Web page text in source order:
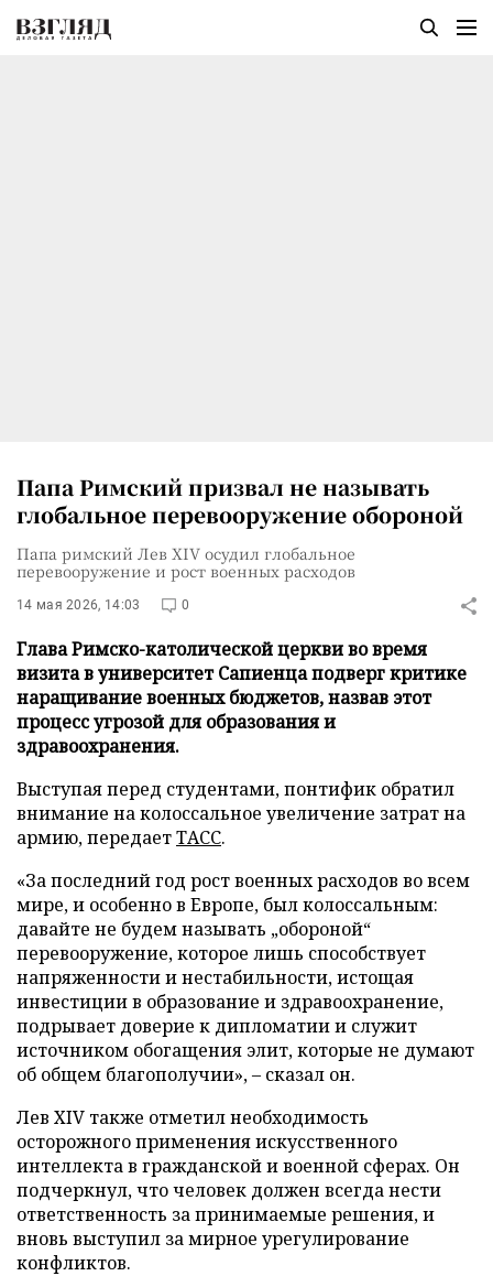
Папа Римский призвал не называть
глобальное перевооружение обороной
Папа римский Лев XIV осудил глобальное
перевооружение и рост военных расходов
14 мая 2026, 14:03 0
Глава Римско-католической церкви во время
визита в университет Сапиенца подверг критике
наращивание военных бюджетов, назвав этот
процесс угрозой для образования и
здравоохранения.
Выступая перед студентами, понтифик обратил
внимание на колоссальное увеличение затрат на
армию, передаетТАСС.
«За последний год рост военных расходов во всем
мире, и особенно в Европе, был колоссальным:
давайте не будем называть „обороной“
перевооружение, которое лишь способствует
напряженности и нестабильности, истощая
инвестиции в образование и здравоохранение,
подрывает доверие к дипломатии и служит
источником обогащения элит, которые не думают
об общем благополучии», – сказал он.
Лев XIV также отметил необходимость
осторожного применения искусственного
интеллекта в гражданской и военной сферах. Он
подчеркнул, что человек должен всегда нести
ответственность за принимаемые решения, и
вновь выступил за мирное урегулирование
конфликтов.